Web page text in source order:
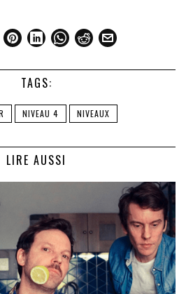
TAGS:
NIVEAU 4 NIVEAUX
LIRE AUSSI